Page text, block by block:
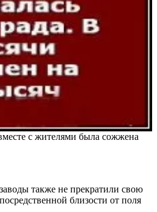
с жителями была сожжена
также не прекратили свою
близости от поля